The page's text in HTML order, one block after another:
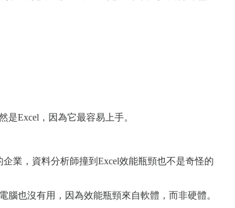
Excel，因為它最容易上手。
業，資料分析師撞到Excel效能瓶頸也不是奇怪的
也沒有用，因為效能瓶頸來自軟體，而非硬體。